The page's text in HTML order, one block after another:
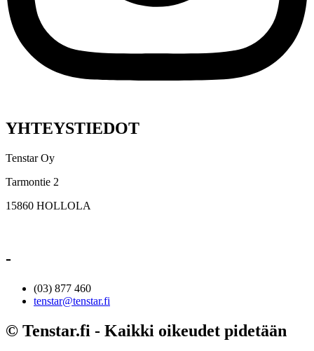
YHTEYSTIEDOT
Tenstar Oy
Tarmontie 2
15860 HOLLOLA
-
(03) 877 460
tenstar@tenstar.fi
© Tenstar.fi - Kaikki oikeudet pidetään